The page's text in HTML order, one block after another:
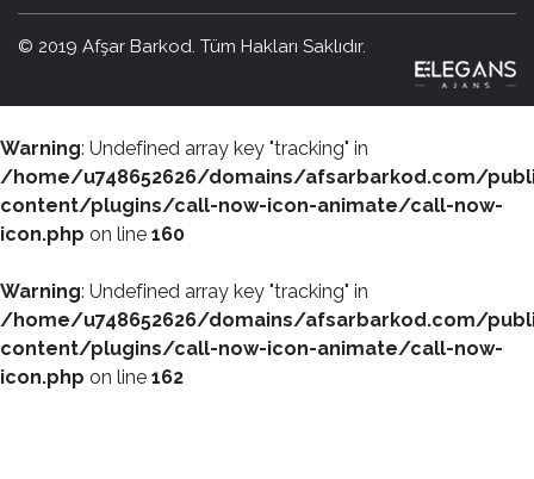
© 2019 Afşar Barkod. Tüm Hakları Saklıdır.
Warning: Undefined array key "tracking" in
/home/u748652626/domains/afsarbarkod.com/
content/plugins/call-now-icon-animate/call-now-
icon.php on line 160
Warning: Undefined array key "tracking" in
/home/u748652626/domains/afsarbarkod.com/
content/plugins/call-now-icon-animate/call-now-
icon.php on line 162